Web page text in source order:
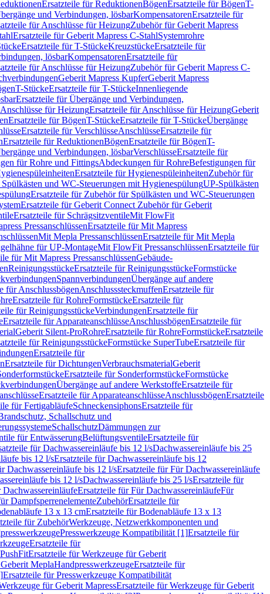
Ersatzteile für ReduktionenBögenErsatzteile für BögenT-
und Verbindungen, lösbarKompensatorenErsatzteile für
für Anschlüsse für HeizungZubehör für Geberit Mapress
Ersatzteile für Geberit Mapress C-StahlSystemrohre
Ersatzteile für T-StückeKreuzstückeErsatzteile für
lösbarKompensatorenErsatzteile für
für Anschlüsse für HeizungZubehör für Geberit Mapress C-
Geberit Mapress KupferGeberit Mapress
T-StückeErsatzteile für T-StückeInnenliegende
Ersatzteile für Übergänge und Verbindungen,
Anschlüsse für HeizungErsatzteile für Anschlüsse für HeizungGeberit
Ersatzteile für BögenT-StückeErsatzteile für T-StückeÜbergänge
Ersatzteile für VerschlüsseAnschlüsseErsatzteile für
Ersatzteile für ReduktionenBögenErsatzteile für BögenT-
und Verbindungen, lösbarVerschlüsseErsatzteile für
für Rohre und FittingsAbdeckungen für RohreBefestigungen für
Ersatzteile für HygienespüleinheitenZubehör für
und WC-Steuerungen mit HygienespülungUP-Spülkästen
Ersatzteile für Zubehör für Spülkästen und WC-Steuerungen
Ersatzteile für Geberit Connect Zubehör für Geberit
Ersatzteile für SchrägsitzventileMit FlowFit
PressanschlüssenErsatzteile für Mit Mapress
Mit Mepla PressanschlüssenErsatzteile für Mit Mepla
für UP-MontageMit FlowFit PressanschlüssenErsatzteile für
für Mit Mapress PressanschlüssenGebäude-
ReinigungsstückeErsatzteile für ReinigungsstückeFormstücke
SpannverbindungenÜbergänge auf andere
für AnschlussbögenAnschlusssteckmuffenErsatzteile für
Ersatzteile für RohreFormstückeErsatzteile für
für ReinigungsstückeVerbindungenErsatzteile für
Ersatzteile für ApparateanschlüsseAnschlussbögenErsatzteile für
Geberit Silent-ProRohreErsatzteile für RohreFormstückeErsatzteile
für ReinigungsstückeFormstücke SuperTubeErsatzteile für
Ersatzteile für
Ersatzteile für DichtungenVerbrauchsmaterialGeberit
Ersatzteile für SonderformstückeFormstücke
Übergänge auf andere WerkstoffeErsatzteile für
Ersatzteile für ApparateanschlüsseAnschlussbögenErsatzteile
für FertigabläufeSchneckensiphonsErsatzteile für
Schallschutz und
SchallschutzDämmungen zur
für EntwässerungBelüftungsventileErsatzteile für
für Dachwassereinläufe bis 12 l/sDachwassereinläufe bis 25
bis 12 l/sErsatzteile für Dachwassereinläufe bis 12
Dachwassereinläufe bis 12 l/sErsatzteile für Für Dachwassereinläufe
bis 12 l/sDachwassereinläufe bis 25 l/sErsatzteile für
DachwassereinläufeErsatzteile für Für DachwassereinläufeFür
DampfsperrenelementeZubehörErsatzteile für
13 x 13 cmErsatzteile für Bodenabläufe 13 x 13
für ZubehörWerkzeuge, Netzwerkkomponenten und
Presswerkzeuge Kompatibilität [1]Ersatzteile für
Ersatzteile für
Ersatzteile für Werkzeuge für Geberit
MeplaHandpresswerkzeugeErsatzteile für
Ersatzteile für Presswerkzeuge Kompatibilität
für Geberit MapressErsatzteile für Werkzeuge für Geberit